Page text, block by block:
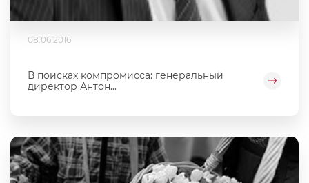
08.06.2016
В поисках компромисса: генеральный
директор Антон...